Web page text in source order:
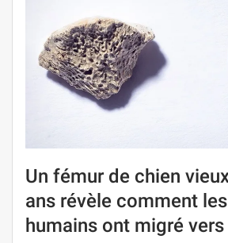
Un fémur de chien
ans révèle comment
humains ont migré vers